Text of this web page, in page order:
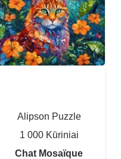
Alipson Puzzle
1 000 Kūriniai
Chat Mosaïque